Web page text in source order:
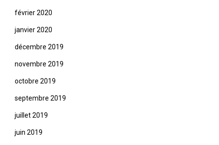
février 2020
janvier 2020
décembre 2019
novembre 2019
octobre 2019
septembre 2019
juillet 2019
juin 2019